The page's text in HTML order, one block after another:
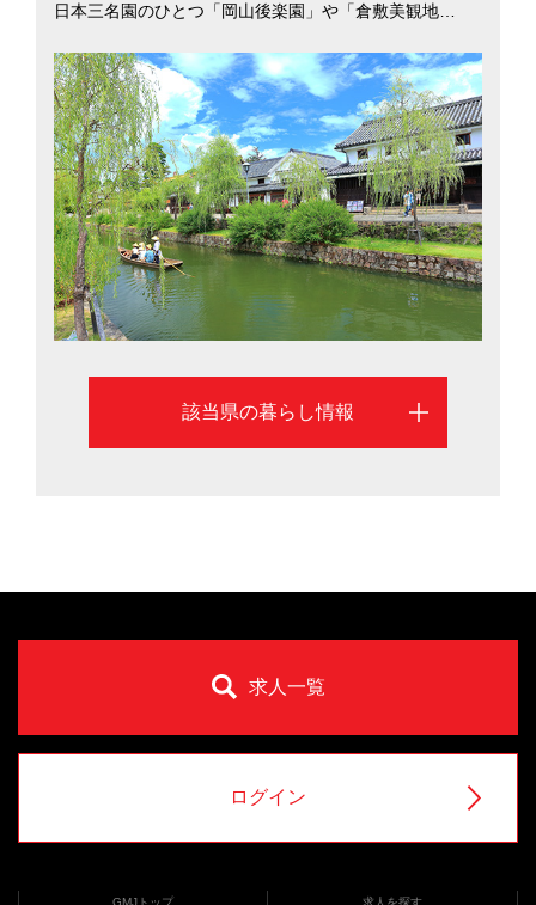
日本三名園のひとつ「岡山後楽園」や「倉敷美観地
夏は海水浴、冬はスキーや温泉など県内のレジャーも充
実しています。県には4つの高速道路、JR岡山駅からは6
本の在来線が東西南北に張り巡らされ、本州と四国・九
州を結び、大阪や福岡など近郊の大都市へ行くのにも便
利です。また、全国でもトップクラスの医師数を誇り、
豊かな自然環境の中で安心して子育てができるのも魅力
です。岡山市と倉敷市を中心に岡山県での暮らしを考え
る際に役立つ情報を掲載しています
該当県の暮らし情報
求人一覧
ログイン
GMJトップ 求人を探す